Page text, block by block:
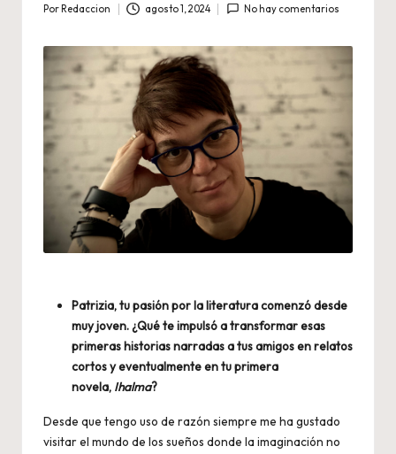
Por Redaccion agosto 1, 2024 No hay comentarios
Patrizia, tu pasión por la literatura comenzó desde
muy joven. ¿Qué te impulsó a transformar esas
primeras historias narradas a tus amigos en relatos
cortos y eventualmente en tu primera
novela, Ihalma?
Desde que tengo uso de razón siempre me ha gustado
visitar el mundo de los sueños donde la imaginación no